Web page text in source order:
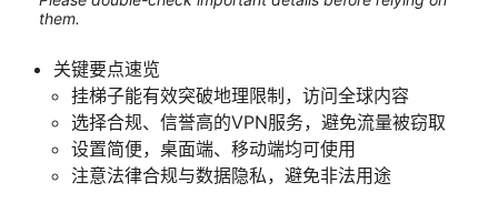
them.
关键要点速览
挂梯子能有效突破地理限制，访问全球内容
选择合规、信誉高的VPN服务，避免流量被窃取
设置简便，桌面端、移动端均可使用
注意法律合规与数据隐私，避免非法用途